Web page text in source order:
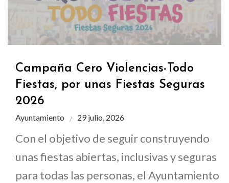
Campaña Cero Violencias-Todo
Fiestas, por unas Fiestas Seguras
2026
Ayuntamiento 29 julio, 2026
Con el objetivo de seguir construyendo
unas fiestas abiertas, inclusivas y seguras
para todas las personas, el Ayuntamiento